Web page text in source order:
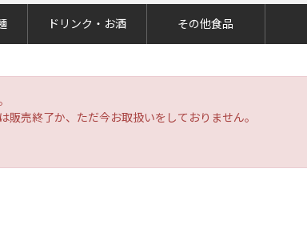
ドリンク・お酒 その他食品
販売終了か、ただ今お取扱いをしておりません。